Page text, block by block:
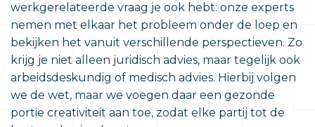
werkgerelateerde vraag je ook hebt: onze experts
nemen met elkaar het probleem onder de loep en
bekijken het vanuit verschillende perspectieven. Zo
krijg je niet alleen juridisch advies, maar tegelijk ook
arbeidsdeskundig of medisch advies. Hierbij volgen
we de wet, maar we voegen daar een gezonde
portie creativiteit aan toe, zodat elke partij tot de